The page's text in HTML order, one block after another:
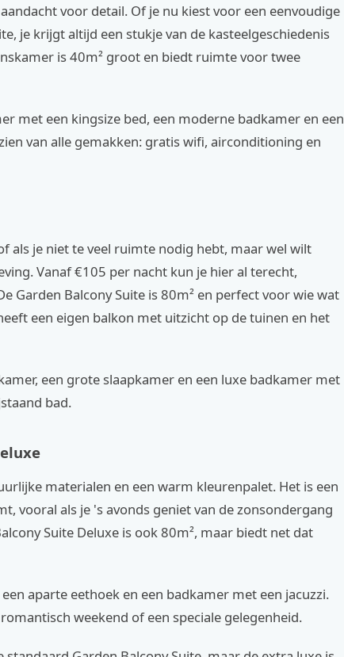
voor detail. Of je nu kiest voor een eenvoudige
je krijgt altijd een stukje van de kasteelgeschiedenis
is 40m² groot en biedt ruimte voor twee
met een kingsize bed, een moderne badkamer en een
van alle gemakken: gratis wifi, airconditioning en
als je niet te veel ruimte nodig hebt, maar wel wilt
Vanaf €105 per nacht kun je hier al terecht,
Garden Balcony Suite is 80m² en perfect voor wie wat
een eigen balkon met uitzicht op de tuinen en het
een grote slaapkamer en een luxe badkamer met
bad.
materialen en een warm kleurenpalet. Het is een
vooral als je 's avonds geniet van de zonsondergang
Suite Deluxe is ook 80m², maar biedt net dat
aparte eethoek en een badkamer met een jacuzzi.
weekend of een speciale gelegenheid.